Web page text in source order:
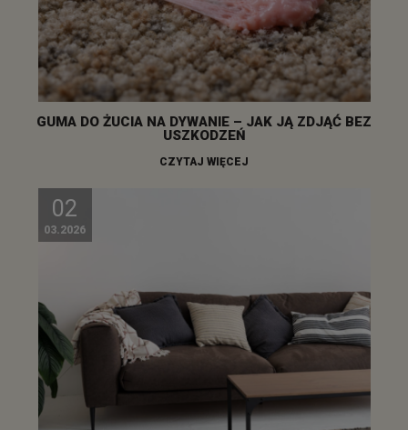
GUMA DO ŻUCIA NA DYWANIE – JAK JĄ ZDJĄĆ BEZ
USZKODZEŃ
CZYTAJ WIĘCEJ
02
03.2026